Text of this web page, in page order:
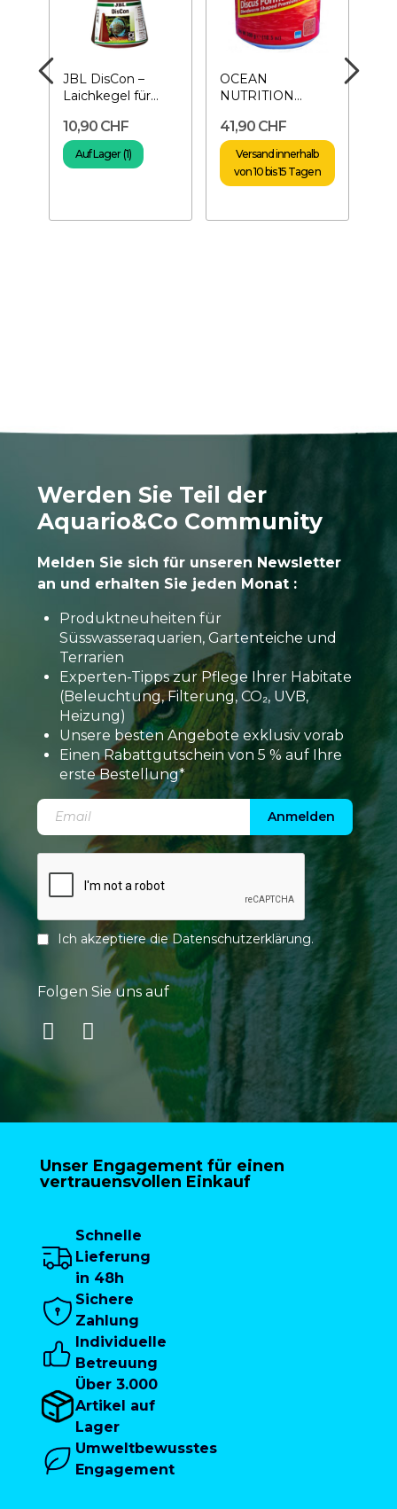
JBL DisCon –
Laichkegel für
10,90 CHF
Auf Lager (1)
OCEAN
NUTRITION
300 g -
Pelletfutter
41,90 CHF
Versand innerhalb
von 10 bis 15 Tagen
Werden Sie Teil der
Aquario&Co Community
Melden Sie sich für unseren Newsletter
an und erhalten Sie jeden Monat :
Produktneuheiten für
Süsswasseraquarien, Gartenteiche und
Terrarien
Experten-Tipps zur Pflege Ihrer Habitate
(Beleuchtung, Filterung, CO₂, UVB,
Heizung)
Unsere besten Angebote exklusiv vorab
Einen Rabattgutschein von 5 % auf Ihre
erste Bestellung*
Anmelden
Ich akzeptiere dieDatenschutzerklärung.
Folgen Sie uns auf
Unser Engagement für einen
vertrauensvollen Einkauf
Schnelle
Lieferung
in 48h
Sichere
Zahlung
Individuelle
Betreuung
Über 3.000
Artikel auf
Lager
Umweltbewusstes
Engagement